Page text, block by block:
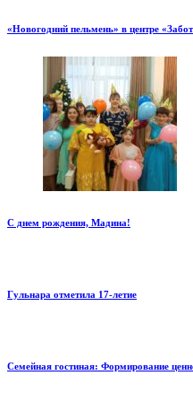
«Новогодний пельмень» в центре
С днем рождения, Мадина!
Гульнара отметила 17‑летие
Семейная гостиная: Формирование